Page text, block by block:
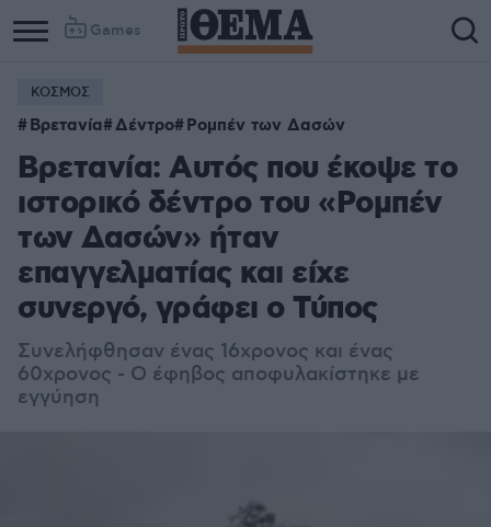
Games
ΚΟΣΜΟΣ
Βρετανία Δέντρο Ρομπέν των Δασών
Βρετανία: Αυτός που έκοψε το
ιστορικό δέντρο του «Ρομπέν
των Δασών» ήταν
επαγγελματίας και είχε
συνεργό, γράφει ο Τύπος
Συνελήφθησαν ένας 16χρονος και ένας
60χρονος - Ο έφηβος αποφυλακίστηκε με
εγγύηση